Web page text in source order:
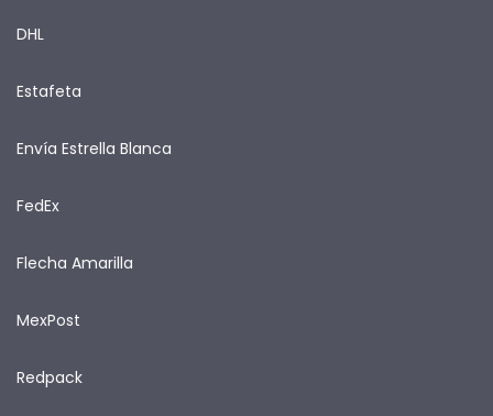
DHL
Estafeta
Envía Estrella Blanca
FedEx
Flecha Amarilla
MexPost
Redpack